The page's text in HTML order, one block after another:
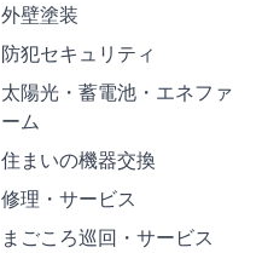
外壁塗装
防犯セキュリティ
太陽光・蓄電池・エネファ
ーム
住まいの機器交換
修理・サービス
まごころ巡回・サービス